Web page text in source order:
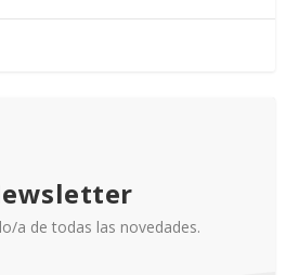
a de todas las novedades.